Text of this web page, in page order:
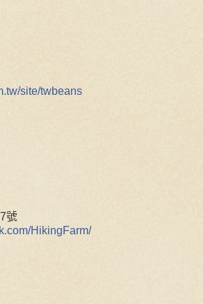
site/twbeans
號
HikingFarm/